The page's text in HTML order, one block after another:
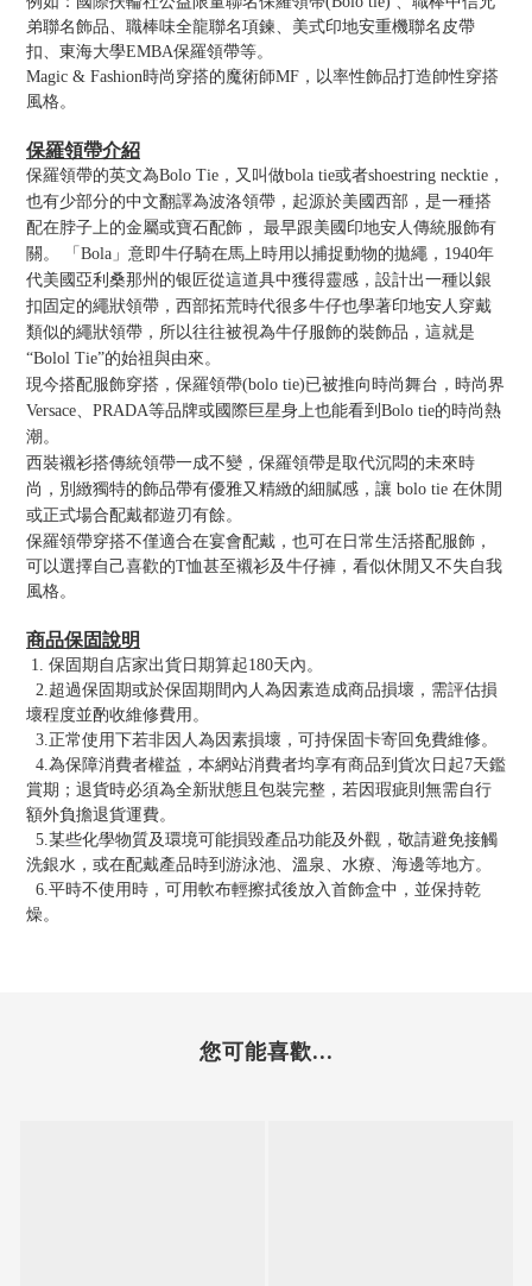
弟聯名飾品、職棒味全龍聯名項鍊、美式印地安重機聯名皮帶
扣、東海大學EMBA保羅領帶等。
Magic & Fashion時尚穿搭的魔術師MF，以率性飾品打造帥性穿搭
風格。
保羅領帶介紹
保羅領帶的英文為Bolo Tie，又叫做bola tie或者shoestring necktie，
也有少部分的中文翻譯為波洛領帶，起源於美國西部，是一種搭
配在脖子上的金屬或寶石配飾， 最早跟美國印地安人傳統服飾有
關。 「Bola」意即牛仔騎在馬上時用以捕捉動物的拋繩，1940年
代美國亞利桑那州的银匠從這道具中獲得靈感，設計出一種以銀
扣固定的繩狀領帶，西部拓荒時代很多牛仔也學著印地安人穿戴
類似的繩狀領帶，所以往往被視為牛仔服飾的裝飾品，這就是
“Bolol Tie”的始祖與由來。
現今搭配服飾穿搭，保羅領帶(bolo tie)已被推向時尚舞台，時尚界
Versace、PRADA等品牌或國際巨星身上也能看到Bolo tie的時尚熱
潮。
西裝襯衫搭傳統領帶一成不變，保羅領帶是取代沉悶的未來時
尚，別緻獨特的飾品帶有優雅又精緻的細膩感，讓 bolo tie 在休閒
或正式場合配戴都遊刃有餘。
保羅領帶穿搭不僅適合在宴會配戴，也可在日常生活搭配服飾，
可以選擇自己喜歡的T恤甚至襯衫及牛仔褲，看似休閒又不失自我
風格。
商品保固說明
1. 保固期自店家出貨日期算起180天內。
2.超過保固期或於保固期間內人為因素造成商品損壞，需評估損
壞程度並酌收維修費用。
3.正常使用下若非因人為因素損壞，可持保固卡寄回免費維修。
4.為保障消費者權益，本網站消費者均享有商品到貨次日起7天鑑
賞期；退貨時必須為全新狀態且包裝完整，若因瑕疵則無需自行
額外負擔退貨運費。
5.某些化學物質及環境可能損毀產品功能及外觀，敬請避免接觸
洗銀水，或在配戴產品時到游泳池、溫泉、水療、海邊等地方。
6.平時不使用時，可用軟布輕擦拭後放入首飾盒中，並保持乾
燥。
您可能喜歡...